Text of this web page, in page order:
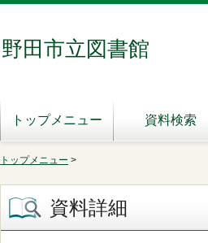
野田市立図書館
トップメニュー 資料検索
トップメニュー >
資料詳細